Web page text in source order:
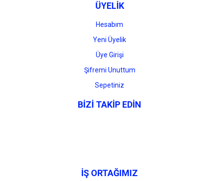
ÜYELİK
Hesabım
Yeni Üyelik
Üye Girişi
Şifremi Unuttum
Sepetiniz
BİZİ TAKİP EDİN
İŞ ORTAĞIMIZ